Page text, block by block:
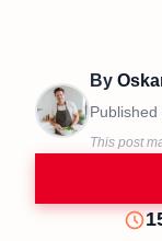
By
Published
This post